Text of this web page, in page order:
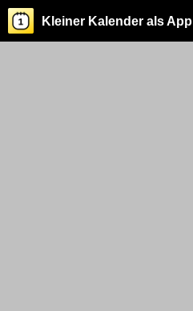
Kleiner Kalender als App